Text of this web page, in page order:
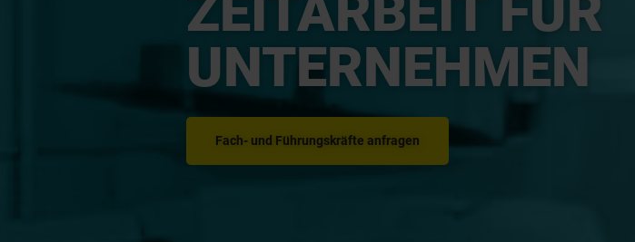
UNTERNEHMEN
Fach- und Führungskräfte anfragen